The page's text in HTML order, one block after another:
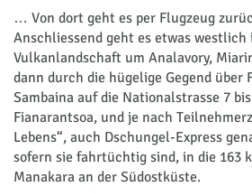
… Von dort geht es per Flugzeug
Anschliessend geht es etwas westlich
Vulkanlandschaft um Analavory,
dann durch die hügelige Gegend über
Sambaina auf die Nationalstrasse 7
Fianarantsoa, und je nach
Lebens“, auch Dschungel-Express
sofern sie fahrtüchtig sind, in die 163
Manakara an der Südostküste.